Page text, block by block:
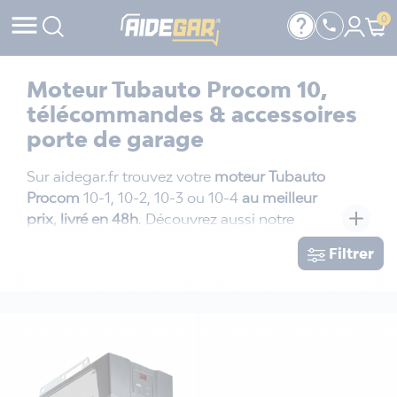
 help  0
Moteur Tubauto Procom 10,
télécommandes & accessoires
porte de garage
Sur aidegar.fr trouvez votre moteur Tubauto
Procom 10-1, 10-2, 10-3 ou 10-4 au meilleur
prix, livré en 48h. Découvrez aussi notre
gamme complète de courroies, butées, têtes
résoudre un problème de réglage
demandez conseil à nos experts en
Filtrer